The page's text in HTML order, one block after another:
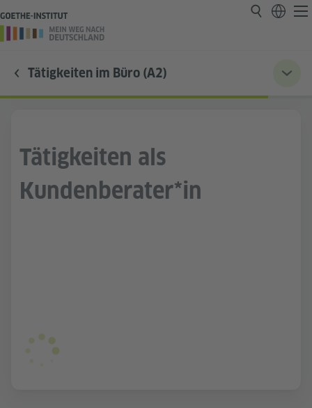
Tätigkeiten im Büro (A2)
Tätigkeiten als
Kundenberater*in